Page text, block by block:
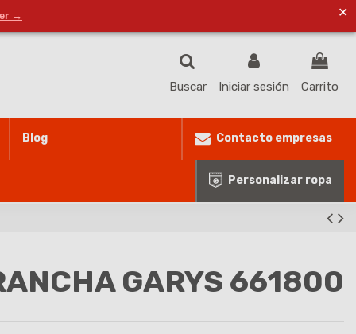
→ ✕
0)
Buscar Iniciar sesión Carrito
Blog Contacto empresas
Personalizar ropa
GARYS 661800